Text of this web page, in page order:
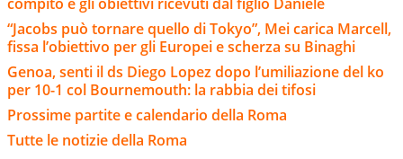
“Jacobs può tornare quello di Tokyo”, Mei carica Marcell,
fissa l’obiettivo per gli Europei e scherza su Binaghi
Genoa, senti il ds Diego Lopez dopo l’umiliazione del ko
per 10-1 col Bournemouth: la rabbia dei tifosi
Prossime partite e calendario della Roma
Tutte le notizie della Roma